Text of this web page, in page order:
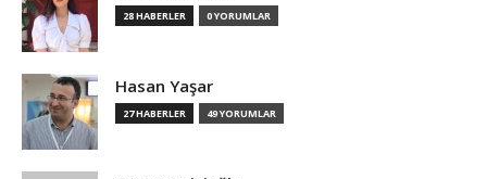
28 HABERLER 0 YORUMLAR
Hasan Yaşar
27 HABERLER 49 YORUMLAR